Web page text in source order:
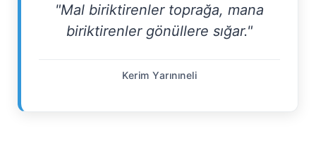
"Mal biriktirenler toprağa, mana
biriktirenler gönüllere sığar."
Kerim Yarınıneli